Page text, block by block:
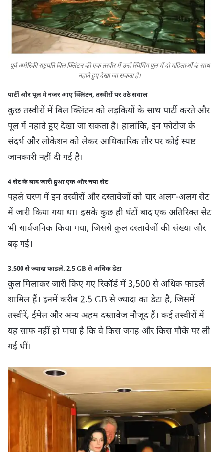
पूर्व अमेरिकी राष्ट्रपति बिल क्लिंटन की एक तस्वीर में उन्हें स्विमिंग पूल में दो महिलाओं के साथ
नहाते हुए देखा जा सकता है।
पार्टी और पूल में नजर आए क्लिंटन, तस्वीरों पर उठे सवाल
कुछ तस्वीरों में बिल क्लिंटन को लड़कियों के साथ पार्टी करते और
पूल में नहाते हुए देखा जा सकता है। हालांकि, इन फोटोज के
संदर्भ और लोकेशन को लेकर आधिकारिक तौर पर कोई स्पष्ट
जानकारी नहीं दी गई है।
4 सेट के बाद जारी हुआ एक और नया सेट
पहले चरण में इन तस्वीरों और दस्तावेजों को चार अलग-अलग सेट
में जारी किया गया था। इसके कुछ ही घंटों बाद एक अतिरिक्त सेट
भी सार्वजनिक किया गया, जिससे कुल दस्तावेजों की संख्या और
बढ़ गई।
3,500 से ज्यादा फाइलें, 2.5 GB से अधिक डेटा
कुल मिलाकर जारी किए गए रिकॉर्ड में 3,500 से अधिक फाइलें
शामिल हैं। इनमें करीब 2.5 GB से ज्यादा का डेटा है, जिसमें
तस्वीरें, ईमेल और अन्य अहम दस्तावेज मौजूद हैं। कई तस्वीरों में
यह साफ नहीं हो पाया है कि वे किस जगह और किस मौके पर ली
गई थीं।